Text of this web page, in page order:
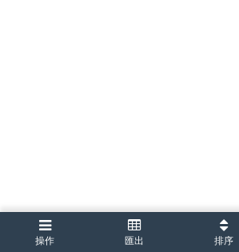
操作 匯出 排序